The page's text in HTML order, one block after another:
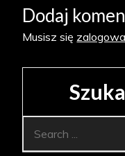
Dodaj
Musisz się